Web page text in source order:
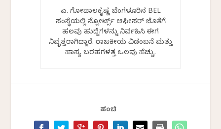
ಎಚ್. ಗೋಪಾಲಕೃಷ್ಣ ಬೆಂಗಳೂರಿನ BEL
ಸಂಸ್ಥೆಯಲ್ಲಿ ಸ್ಪೋರ್ಟ್ಸ್ ಆಫೀಸರ್ ಜೊತೆಗೆ
ಹಲವು ಹುದ್ದೆಗಳನ್ನು ನಿರ್ವಹಿಸಿ ಈಗ
ನಿವೃತ್ತರಾಗಿದ್ದಾರೆ. ರಾಜಕೀಯ ವಿಡಂಬನೆ ಮತ್ತು
ಹಾಸ್ಯ ಬರಹಗಳತ್ತ ಒಲವು ಹೆಚ್ಚು.
ಹಂಚಿ